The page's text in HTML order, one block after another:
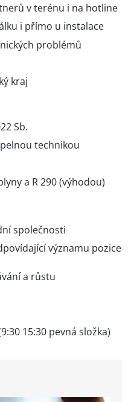
v terénu i na hotline
i přímo u instalace
problémů
kraj
Sb.
technikou
a R 290 (výhodou)
společnosti
významu pozice
a růstu
15:30 pevná složka)